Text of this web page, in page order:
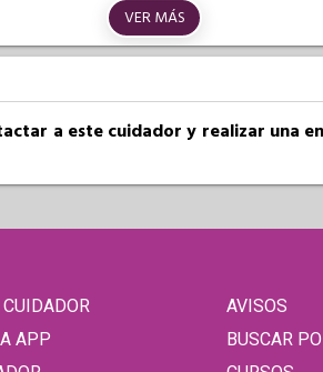
VER MÁS
a este cuidador y realizar una
APP
AVISOS
BUSCAR